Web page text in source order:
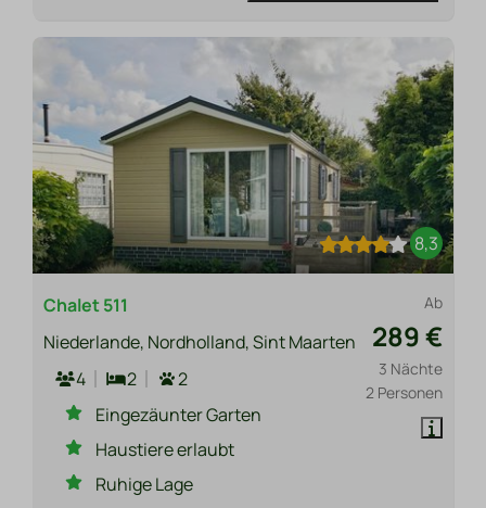
8,3
Ab
289 €
3 Nächte
2 Personen
Chalet 511
Niederlande, Nordholland, Sint Maarten
4
2
2
Eingezäunter Garten
Haustiere erlaubt
Ruhige Lage